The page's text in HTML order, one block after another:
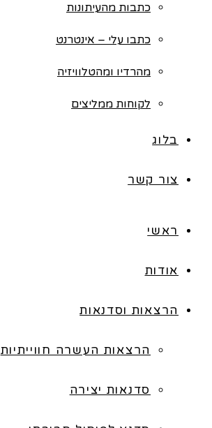
כתבות מהעיתונות
כתבו עלי – אינטרנט
מהרדיו ומהטלוויזיה
לקוחות ממליצים
בלוג
צור קשר
ראשי
אודות
הרצאות וסדנאות
הרצאות העשרה חווייתיות
סדנאות יצירה